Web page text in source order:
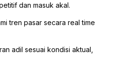
dan masuk akal.
tren pasar secara real time
adil sesuai kondisi aktual,